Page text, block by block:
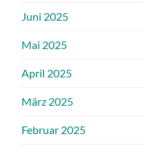
Juni 2025
Mai 2025
April 2025
März 2025
Februar 2025